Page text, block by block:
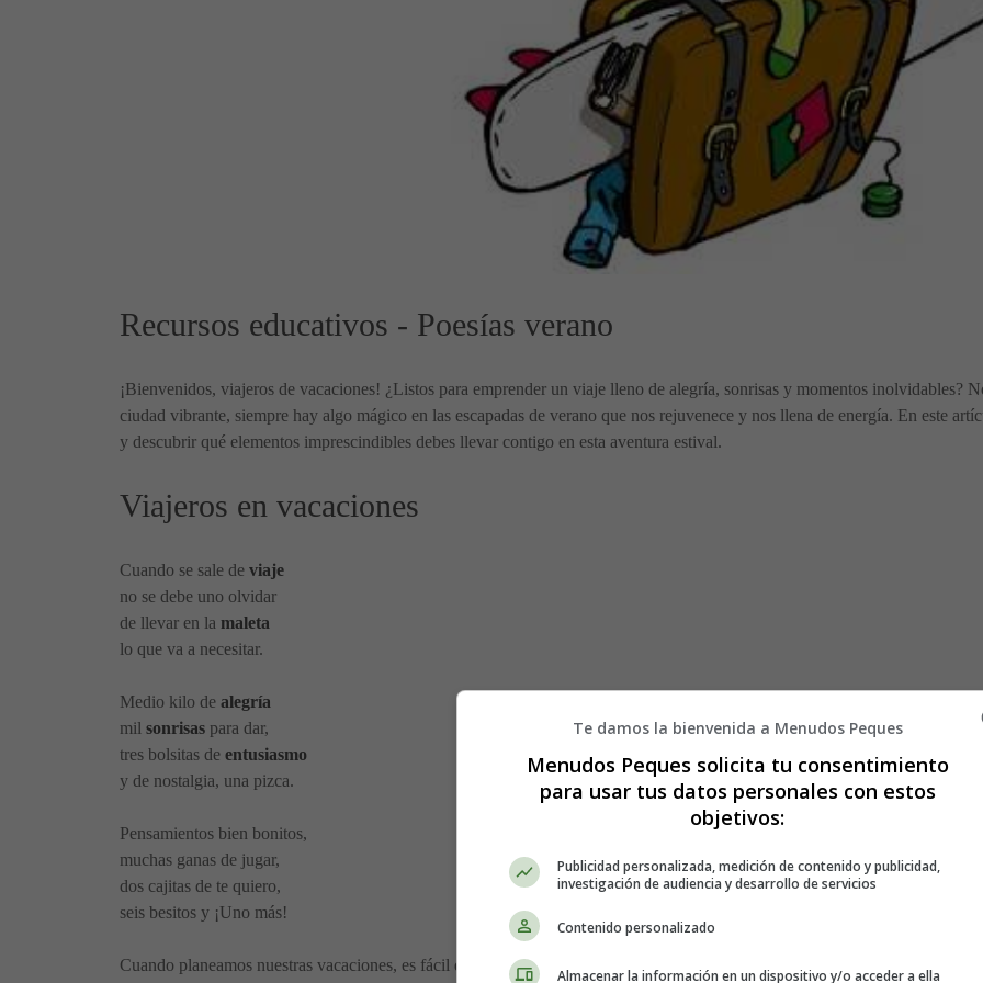
Recursos educativos - Poesías verano
¡Bienvenidos, viajeros de vacaciones! ¿Listos para emprender un viaje lleno de alegría, sonrisas y momentos inolvidables?
ciudad vibrante, siempre hay algo mágico en las escapadas de verano que nos rejuvenece y nos llena de energía. En este
y descubrir qué elementos imprescindibles debes llevar contigo en esta aventura estival.
Viajeros en vacaciones
Cuando se sale de viaje
no se debe uno olvidar
de llevar en la maleta
lo que va a necesitar.
Medio kilo de alegría
mil sonrisas para dar,
tres bolsitas de entusiasmo
y de nostalgia, una pizca.
Pensamientos bien bonitos,
muchas ganas de jugar,
dos cajitas de te quiero,
seis besitos y ¡Uno más!
Cuando planeamos nuestras vacaciones, es fácil dejarse llevar por la emoción y olvidar algunos detalles importantes. Pero
Te damos la bienvenida a Menudos Peques
Menudos Peques solicita tu consentimiento
para usar tus datos personales con estos
objetivos:
Publicidad personalizada, medición de contenido y publicidad,
investigación de audiencia y desarrollo de servicios
Contenido personalizado
Almacenar la información en un dispositivo y/o acceder a ella